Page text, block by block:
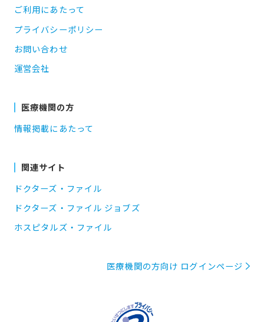
ご利用にあたって
プライバシーポリシー
お問い合わせ
運営会社
医療機関の方
情報掲載にあたって
関連サイト
ドクターズ・ファイル
ドクターズ・ファイル ジョブズ
ホスピタルズ・ファイル
医療機関の方向け ログインページ